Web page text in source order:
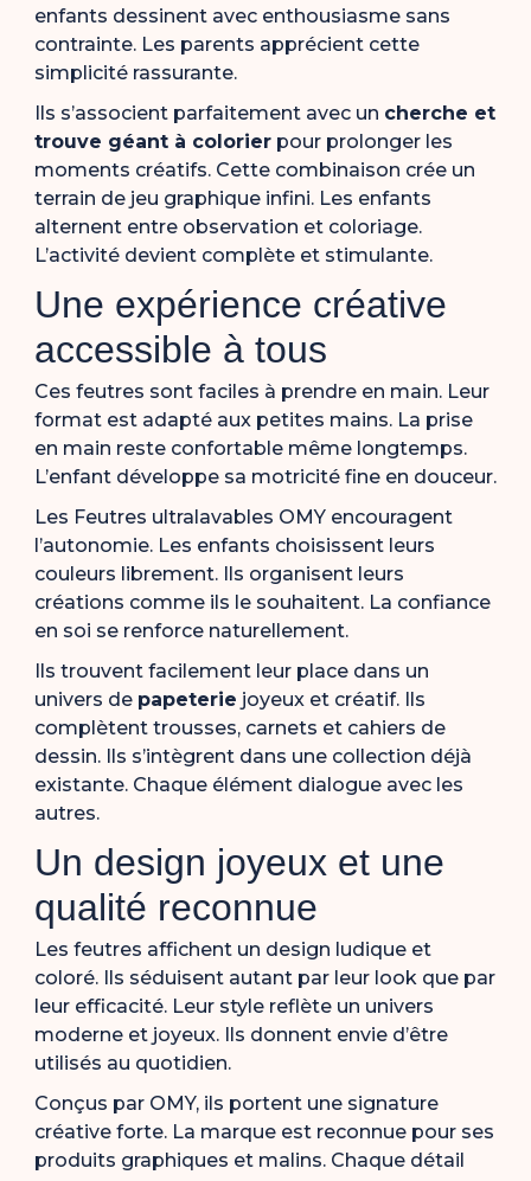
enfants dessinent avec enthousiasme sans
contrainte. Les parents apprécient cette
simplicité rassurante.
Ils s’associent parfaitement avec un cherche et
trouve géant à colorierpour prolonger les
moments créatifs. Cette combinaison crée un
terrain de jeu graphique infini. Les enfants
alternent entre observation et coloriage.
L’activité devient complète et stimulante.
Une expérience créative
accessible à tous
Ces feutres sont faciles à prendre en main. Leur
format est adapté aux petites mains. La prise
en main reste confortable même longtemps.
L’enfant développe sa motricité fine en douceur.
Les Feutres ultralavables OMY encouragent
l’autonomie. Les enfants choisissent leurs
couleurs librement. Ils organisent leurs
créations comme ils le souhaitent. La confiance
en soi se renforce naturellement.
Ils trouvent facilement leur place dans un
univers de papeterie joyeux et créatif. Ils
complètent trousses, carnets et cahiers de
dessin. Ils s’intègrent dans une collection déjà
existante. Chaque élément dialogue avec les
autres.
Un design joyeux et une
qualité reconnue
Les feutres affichent un design ludique et
coloré. Ils séduisent autant par leur look que par
leur efficacité. Leur style reflète un univers
moderne et joyeux. Ils donnent envie d’être
utilisés au quotidien.
Conçus par OMY, ils portent une signature
créative forte. La marque est reconnue pour ses
produits graphiques et malins. Chaque détail